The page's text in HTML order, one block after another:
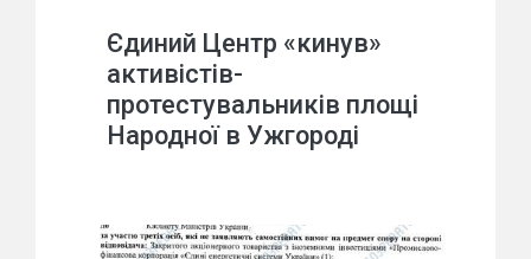
Єдиний Центр «кинув»
активістів-
протестувальників площі
Народної в Ужгороді